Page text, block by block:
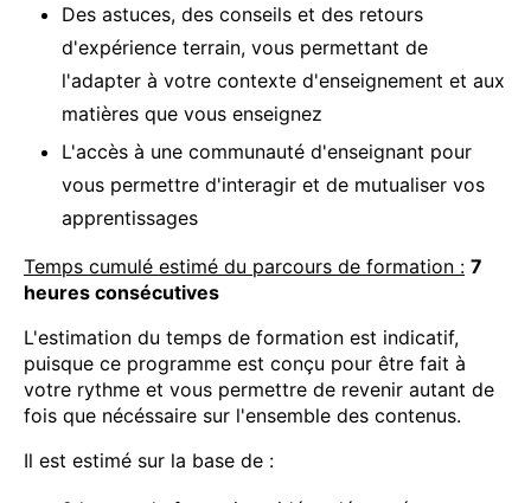
Des astuces, des conseils et des retours
d'expérience terrain, vous permettant de
l'adapter à votre contexte d'enseignement et aux
matières que vous enseignez
L'accès à une communauté d'enseignant pour
vous permettre d'interagir et de mutualiser vos
apprentissages
Temps cumulé estimé du parcours de formation : 7
heures consécutives
L'estimation du temps de formation est indicatif,
puisque ce programme est conçu pour être fait à
votre rythme et vous permettre de revenir autant de
fois que nécéssaire sur l'ensemble des contenus.
Il est estimé sur la base de :